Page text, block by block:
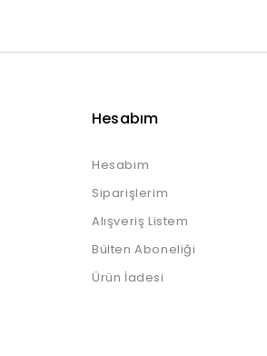
Hesabım
Hesabım
Siparişlerim
Alışveriş Listem
Bülten Aboneliği
Ürün İadesi